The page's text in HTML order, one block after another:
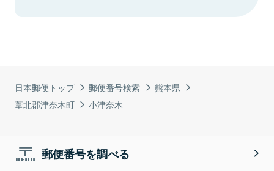
日本郵便トップ 郵便番号検索
熊本県
葦北郡津奈木町
小津奈木
郵便番号を調べる